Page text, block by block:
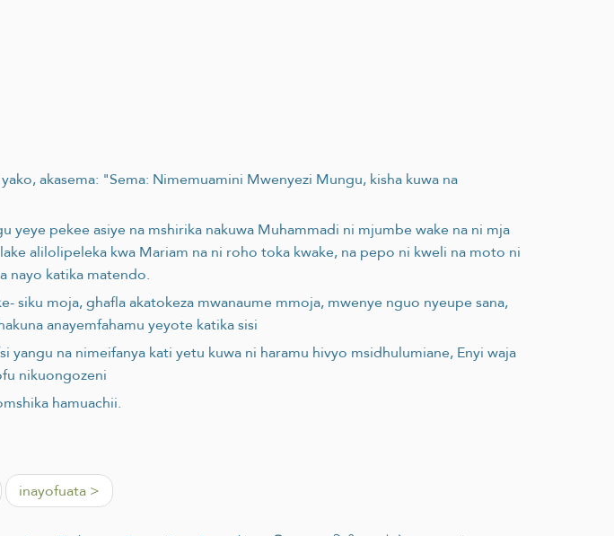
akasema: "Sema: Nimemuamini Mwenyezi Mungu, kisha kuwa na
pekee asiye na mshirika nakuwa Muhammadi ni mjumbe wake na ni mja
alilolipeleka kwa Mariam na ni roho toka kwake, na pepo ni kweli na moto ni
nayo katika matendo.
siku moja, ghafla akatokeza mwanaume mmoja, mwenye nguo nyeupe sana,
anayemfahamu yeyote katika sisi
na nimeifanya kati yetu kuwa ni haramu hivyo msidhulumiane, Enyi waja
nikuongozeni
hamuachii.
inayofuata >